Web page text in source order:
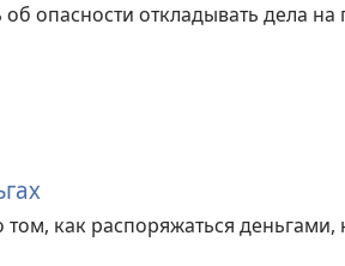
опасности откладывать дела на
как распоряжаться деньгами,